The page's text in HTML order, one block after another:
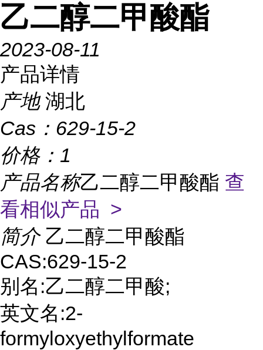
乙二醇二甲酸酯
2023-08-11
产品详情
产地 湖北
Cas： 629-15-2
价格： 1
产品名称乙二醇二甲酸酯 查
看相似产品 >
简介 乙二醇二甲酸酯
CAS:629-15-2
别名:乙二醇二甲酸;
英文名:2-
formyloxyethylformate